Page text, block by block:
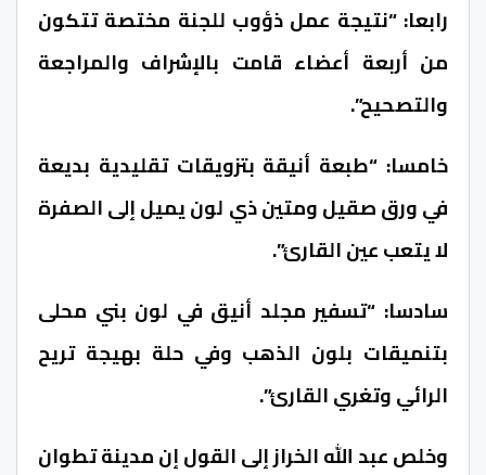
رابعا: “نتيجة عمل ذؤوب للجنة مختصة تتكون
من أربعة أعضاء قامت بالإشراف والمراجعة
والتصحيح”.
خامسا: “طبعة أنيقة بتزويقات تقليدية بديعة
في ورق صقيل ومتين ذي لون يميل إلى الصفرة
لا يتعب عين القارئ”.
سادسا: “تسفير مجلد أنيق في لون بني محلى
بتنميقات بلون الذهب وفي حلة بهيجة تريح
الرائي وتغري القارئ”.
وخلص عبد الله الخراز إلى القول إن مدينة تطوان